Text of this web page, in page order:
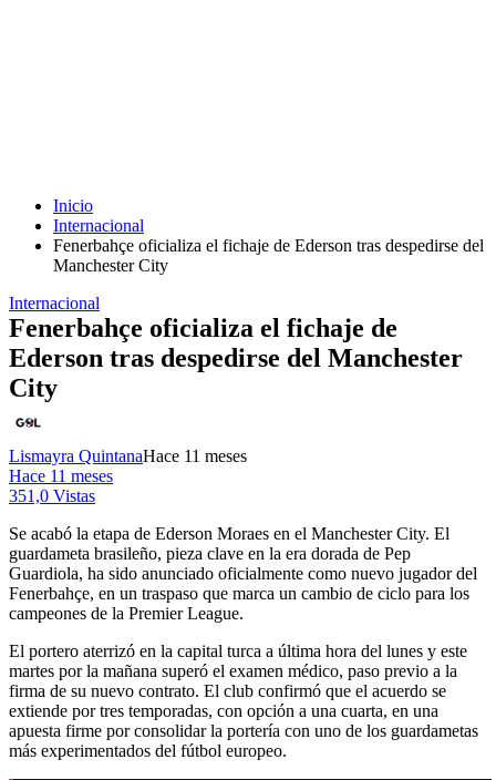
Inicio
Internacional
Fenerbahçe oficializa el fichaje de Ederson tras despedirse del
Manchester City
Internacional
Fenerbahçe oficializa el fichaje de
Ederson tras despedirse del Manchester
City
Lismayra QuintanaHace 11 meses
Hace 11 meses
351,0 Vistas
Se acabó la etapa de Ederson Moraes en el Manchester City. El
guardameta brasileño, pieza clave en la era dorada de Pep
Guardiola, ha sido anunciado oficialmente como nuevo jugador del
Fenerbahçe, en un traspaso que marca un cambio de ciclo para los
campeones de la Premier League.
El portero aterrizó en la capital turca a última hora del lunes y este
martes por la mañana superó el examen médico, paso previo a la
firma de su nuevo contrato. El club confirmó que el acuerdo se
extiende por tres temporadas, con opción a una cuarta, en una
apuesta firme por consolidar la portería con uno de los guardametas
más experimentados del fútbol europeo.